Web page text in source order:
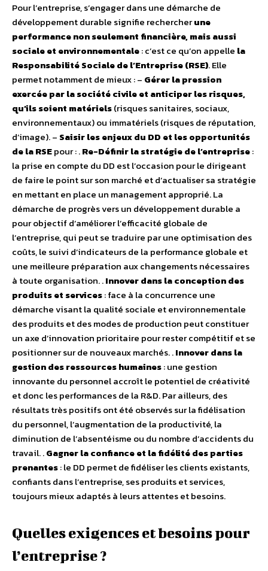
Pour l’entreprise, s’engager dans une démarche de
développement durable signifie rechercherune
performance non seulement financière, mais aussi
sociale et environnementale: c’est ce qu’on appelle la
Responsabilité Sociale de l’Entreprise (RSE). Elle
permet notamment de mieux : – Gérer la pression
exercée par la société civile et anticiper les risques,
qu’ils soient matériels(risques sanitaires, sociaux,
environnementaux) ou immatériels (risques de réputation,
d’image). – Saisir les enjeux du DD et les opportunités
de la RSEpour : .Re-Définir la stratégie de l’entreprise:
la prise en compte du DD est l’occasion pour le dirigeant
de faire le point sur son marché et d’actualiser sa stratégie
en mettant en place un management approprié. La
démarche de progrès vers un développement durable a
pour objectif d’améliorer l’efficacité globale de
l’entreprise, qui peut se traduire par une optimisation des
coûts, le suivi d’indicateurs de la performance globale et
une meilleure préparation aux changements nécessaires
à toute organisation. .Innover dans la conception des
produits et services: face à la concurrence une
démarche visant la qualité sociale et environnementale
des produits et des modes de production peut constituer
un axe d’innovation prioritaire pour rester compétitif et se
positionner sur de nouveaux marchés. .Innover dans la
gestion des ressources humaines: une gestion
innovante du personnel accroît le potentiel de créativité
et donc les performances de la R&D. Par ailleurs, des
résultats très positifs ont été observés sur la fidélisation
du personnel, l’augmentation de la productivité, la
diminution de l’absentéisme ou du nombre d’accidents du
travail. .Gagner la confiance et la fidélité des parties
prenantes: le DD permet de fidéliser les clients existants,
confiants dans l’entreprise, ses produits et services,
toujours mieux adaptés à leurs attentes et besoins.
Quelles exigences et besoins pour
l’entreprise ?